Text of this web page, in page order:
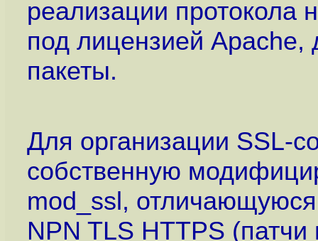
реализации протокола
под лицензией Apache,
пакеты.
Для организации SSL-
собственную
mod_ssl,
NPN TLS HTTPS